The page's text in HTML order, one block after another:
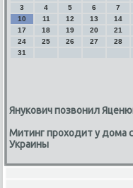
3
4 5 6 7
10
11 12 13 14
17
18 19 20 21
24
25 26 27 28
31
Янукович позвонил
Митинг проходит у дома
Украины